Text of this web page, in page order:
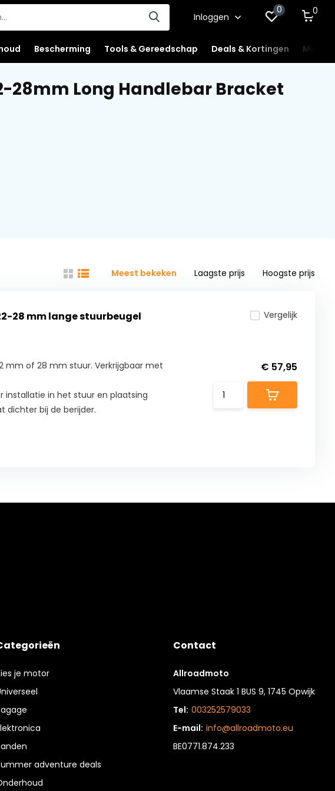
Inloggen
0 0
Bescherming Tools & Gereedschap Deals & Kortingen
28mm Long Handlebar Bracket
Meest bekeken Laagste prijs Hoogste prijs
28 mm lange stuurbeugel
mm of 28 mm stuur. Verkrijgbaar met
installatie in het stuur en plaatsing
dichter bij de berijder.
Vergelijk
€ 57,95
je motor
adventure deals
Contact
Allroadmoto
Vlaamse Staak 1 BUS 9, 1745 Opwijk
Tel: 003252579033
E-mail: info@allroadmoto.eu
BE0771.874.233